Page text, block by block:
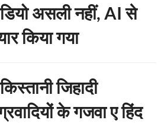
असली नहीं, AI से
किया गया
जिहादी
के गजवा ए हिंद